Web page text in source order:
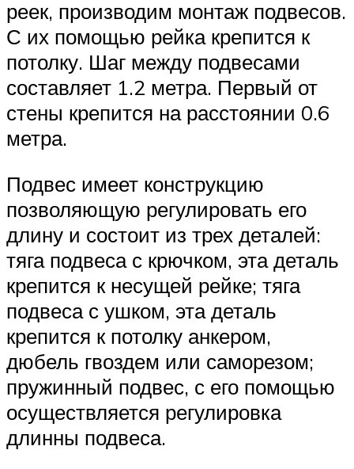
реек, производим монтаж подвесов.
С их помощью рейка крепится к
потолку. Шаг между подвесами
составляет 1.2 метра. Первый от
стены крепится на расстоянии 0.6
метра.
Подвес имеет конструкцию
позволяющую регулировать его
длину и состоит из трех деталей:
тяга подвеса с крючком, эта деталь
крепится к несущей рейке; тяга
подвеса с ушком, эта деталь
крепится к потолку анкером,
дюбель гвоздем или саморезом;
пружинный подвес, с его помощью
осуществляется регулировка
длинны подвеса.